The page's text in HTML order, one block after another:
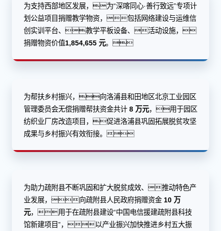
为支持西部地区发展，为“深喀同心·善行致远”专项计
划公益项目捐赠教学物资，包括网络建设与运维信
创实训平台、教学平板设备、活动设施，
捐赠物资价值1,854,655 元。
为帮扶乡村振兴，向洛浦县和田地区北京工业园区
管理委员会无偿捐赠帮扶资金共计 8 万元，用于园区
纺织业厂房改造项目，促进洛浦县巩固拓展脱贫攻坚
成果与乡村振兴有效衔接。
为助力疏附县不断巩固和扩大脱贫成效、推动特色产
业发展，向疏附县人民政府捐赠资金 10 万
元，用于在疏附县建设“中国电信援建疏附县科技
馆新建项目”，以产业振兴加快推进乡村五大振